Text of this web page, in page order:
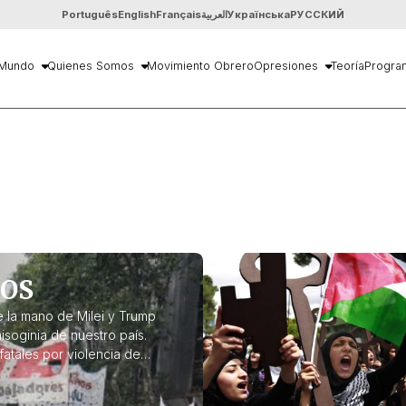
PortuguêsEnglishFrançaisالعربيةУкраїнськаРУССКИЙ
Quienes Somos Movimiento ObreroOpresiones Teoría
mano de Milei y Trump
de nuestro país.
por violencia de
de las mujeres, niega la